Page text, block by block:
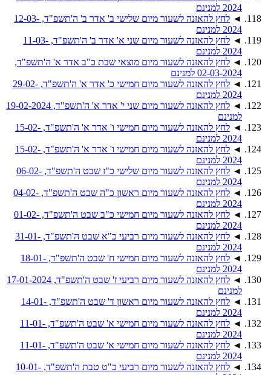
2024 למנינם
◄
לחץ להאזנה לשעור מיום שלישי ב' אדר ב' ה'תשפ"ד, 12-03-
2024 למנינם
◄
לחץ להאזנה לשעור מיום שני א' אדר ב' ה'תשפ"ד, 11-03-
2024 למנינם
◄ לחץ להאזנה לשעור מיום מוצאי שבת כ"ב אדר א' ה'תשפ"ד,
02-03-2024 למנינם
◄
לחץ להאזנה לשעור מיום חמישי כ' אדר א' ה'תשפ"ד, 29-02-
2024 למנינם
◄
לחץ להאזנה לשעור מיום שני י' אדר א' ה'תשפ"ד, 19-02-2024
למנינם
◄
לחץ להאזנה לשעור מיום חמישי ו' אדר א' ה'תשפ"ד, 15-02-
2024 למנינם
◄
לחץ להאזנה לשעור מיום חמישי ו' אדר א' ה'תשפ"ד, 15-02-
2024 למנינם
◄
לחץ להאזנה לשעור מיום שלישי כ"ז שבט ה'תשפ"ד, 06-02-
2024 למנינם
◄
לחץ להאזנה לשעור מיום ראשון כ"ה שבט ה'תשפ"ד, 04-02-
2024 למנינם
◄
לחץ להאזנה לשעור מיום חמישי כ"ב שבט ה'תשפ"ד, 01-02-
2024 למנינם
◄
לחץ להאזנה לשעור מיום רביעי כ"א שבט ה'תשפ"ד, 31-01-
2024 למנינם
◄
לחץ להאזנה לשעור מיום חמישי ח' שבט ה'תשפ"ד, 18-01-
2024 למנינם
◄
לחץ להאזנה לשעור מיום רביעי ז' שבט ה'תשפ"ד, 17-01-2024
למנינם
◄
לחץ להאזנה לשעור מיום ראשון ד' שבט ה'תשפ"ד, 14-01-
2024 למנינם
◄
לחץ להאזנה לשעור מיום חמישי א' שבט ה'תשפ"ד, 11-01-
2024 למנינם
◄
לחץ להאזנה לשעור מיום חמישי א' שבט ה'תשפ"ד, 11-01-
2024 למנינם
◄
לחץ להאזנה לשעור מיום רביעי כ"ט טבת ה'תשפ"ד, 10-01-